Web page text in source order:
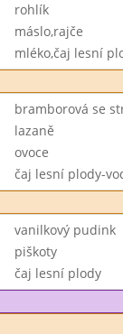
rohlík
máslo,rajče
mléko,čaj lesní
bramborová se
lazaně
ovoce
čaj lesní plody-
vanilkový pudink
piškoty
čaj lesní plody